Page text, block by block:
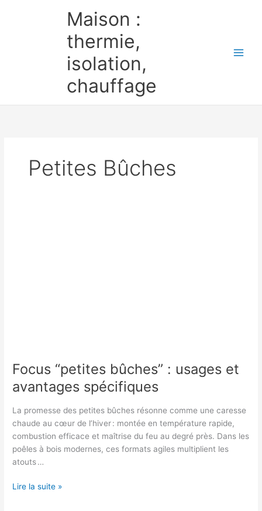
Maison :
thermie,
isolation,
chauffage
Petites Bûches
Focus “petites bûches” : usages et
avantages spécifiques
La promesse des petites bûches résonne comme une caresse
chaude au cœur de l’hiver : montée en température rapide,
combustion efficace et maîtrise du feu au degré près. Dans les
poêles à bois modernes, ces formats agiles multiplient les
atouts …
Focus
Lire la suite »